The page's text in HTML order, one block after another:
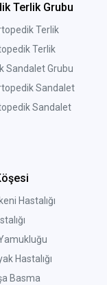
Terlik Grubu
Terlik
Terlik
Sandalet Grubu
Sandalet
Sandalet
Hastalığı
Hastalığı
Basma